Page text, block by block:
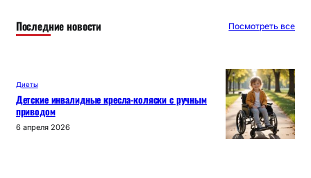
at
p
p
er e
m
a в
Последние новости Посмотреть все
Диеты
Детские инвалидные кресла-коляски с ручным
приводом
6 апреля 2026